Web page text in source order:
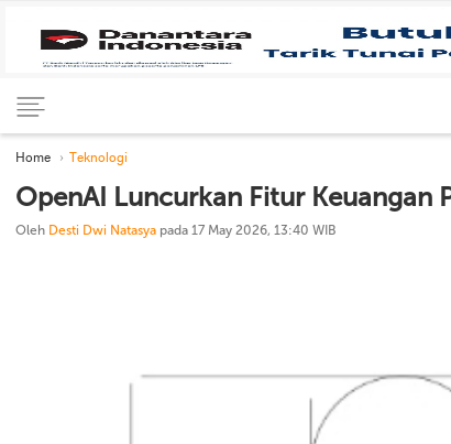
Home Teknologi
OpenAI Luncurkan Fitur Keuangan
Oleh Desti Dwi Natasya pada 17 May 2026, 13:40 WIB